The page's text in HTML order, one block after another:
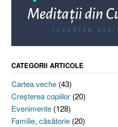
CATEGORII ARTICOLE
Cartea veche (43)
Creşterea copiilor (20)
Evenimente (128)
Familie, căsătorie (20)